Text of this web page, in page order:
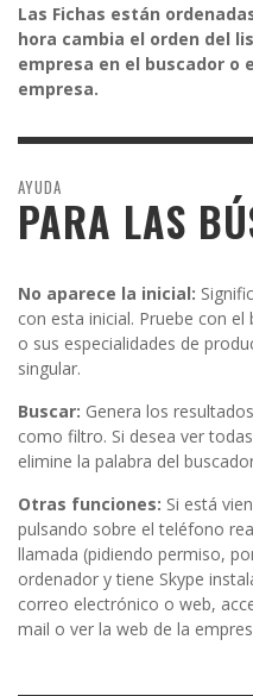
Las Fichas están
hora cambia el orden del
empresa en el buscador o
empresa.
AYUDA
PARA LAS
No aparece la inicial:
con esta inicial. Pruebe con
o sus especialidades de
singular.
Buscar: Genera los
como filtro. Si desea ver
elimine la palabra del
Otras funciones: Si está
pulsando sobre el teléfono
llamada (pidiendo permiso,
ordenador y tiene Skype
correo electrónico o web,
mail o ver la web de la